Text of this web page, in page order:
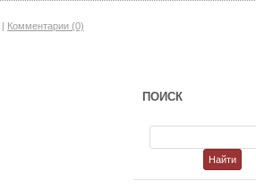
| Комментарии (0)
ПОИСК